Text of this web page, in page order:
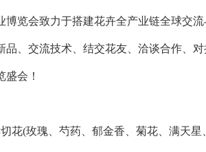
博览会致力于搭建花卉全产业链全球交
品、交流技术、结交花友、洽谈合作、
盛会！
花(玫瑰、芍药、郁金香、菊花、满天